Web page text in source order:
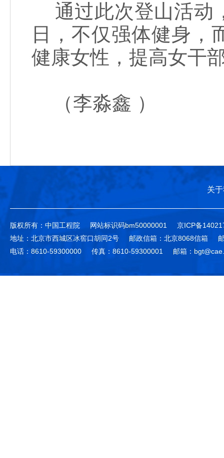
通过此次登山活动
日，不仅强体健身，
健康女性，提高女干
（李淼鑫 ）
关
版权所有：中国工程院 网站标识码bm50000001
京ICP备
地址：北京市西城区冰窖口胡同2号
邮政信箱：北京8068信箱
电话：8610-59300000
传真：8610-59300001 邮箱：